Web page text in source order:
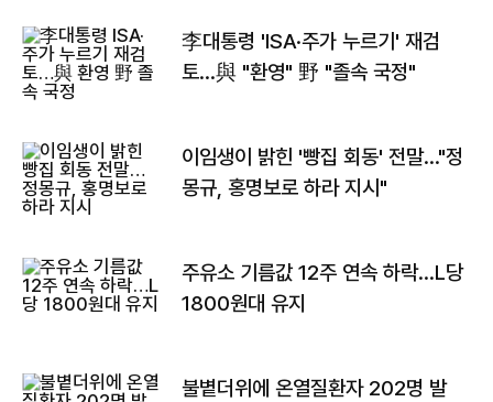
李대통령 'ISA·주가 누르기' 재검
토…與 "환영" 野 "졸속 국정"
이임생이 밝힌 '빵집 회동' 전말…"정
몽규, 홍명보로 하라 지시"
주유소 기름값 12주 연속 하락…L당
1800원대 유지
불볕더위에 온열질환자 202명 발